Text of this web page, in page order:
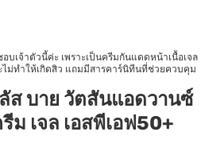
เจ้าตัวนี้ค่ะ เพราะเป็นครีมกันแดดหน้าเนื้อเจล
ม่ทำให้เกิดสิว แถมมีสารคาร์นิทีนที่ช่วยควบคุม
ส บาย วัตสันแอดวานซ์
ม เจล เอสพีเอฟ50+